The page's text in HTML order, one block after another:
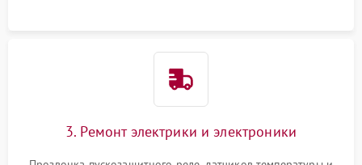
3. Ремонт электрики и электроники